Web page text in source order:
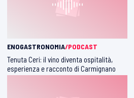
ENOGASTRONOMIA/PODCAST
Tenuta Ceri: il vino diventa ospitalità,
esperienza e racconto di Carmignano